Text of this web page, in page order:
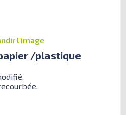
l'image
/plastique